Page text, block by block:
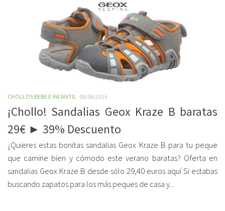
CHOLLOS BEBE E INFANTIL 08/06/2016
¡Chollo! Sandalias Geox Kraze B baratas
29€ ► 39% Descuento
¿Quieres estas bonitas sandalias Geox Kraze B para tu peque
que camine bien y cómodo este verano baratas? Oferta en
sandalias Geox Kraze B desde sólo 29,40 euros aquí Si estabas
buscando zapatos para los más peques de casa y...